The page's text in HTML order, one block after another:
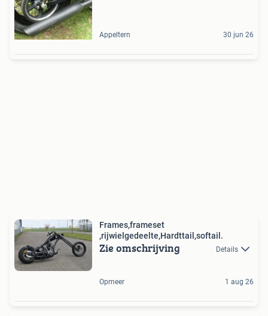
Appeltern 30 jun 26
Frames,frameset
,rijwielgedeelte,Hardttail,softail.
Zie omschrijving Details
Opmeer 1 aug 26